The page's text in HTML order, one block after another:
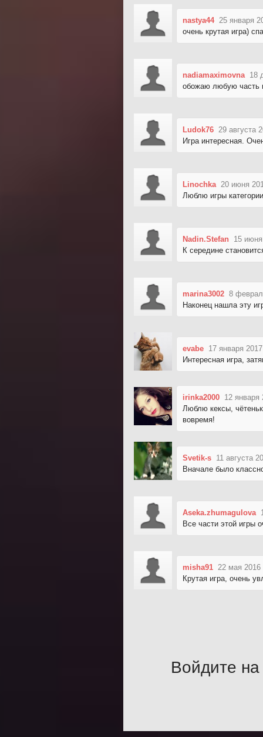
nastya44 25 января
очень крутая игра)
nadiamaximovna 18
обожаю любую часть
Ludok76 29 августа
Игра интересная.
Linochka 20 июня
Люблю игры
Nadin.Stefan 15
К середине
marina3002 8
Наконец нашла эту
evabe 17 января
Интересная игра,
irinka2000 12 января
Люблю кексы,
вовремя!
Svetik-s 11 августа
Вначале было
Aseka.zhumagulova
Все части этой игры
misha91 22 мая 2016
Крутая игра, очень
Войдите на